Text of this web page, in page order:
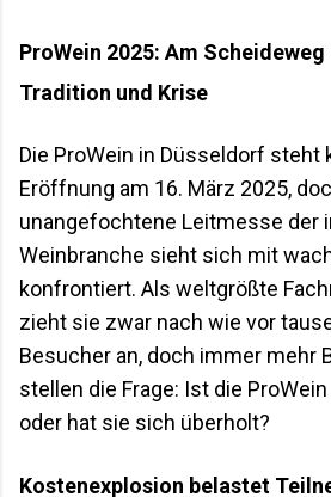
als eine Schauhöhle Die
Cantina Durin: die Winzerfamilie
Höhlenkeller im Vergleich Was
Geschmack im Glas be...
ProWein 2025: Am
Tradition und Krise
Die ProWein in Düsseldorf steht
Eröffnung am 16. März 2025,
unangefochtene Leitmesse der
Weinbranche sieht sich mit
konfrontiert. Als weltgrößte
zieht sie zwar nach wie vor
Besucher an, doch immer mehr
stellen die Frage: Ist die
oder hat sie sich überholt?
Kostenexplosion belastet